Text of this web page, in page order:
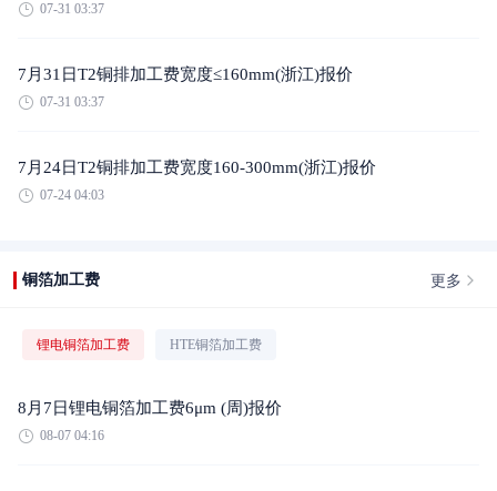
07-31 03:37
7月31日T2铜排加工费宽度≤160mm(浙江)报价
07-31 03:37
7月24日T2铜排加工费宽度160-300mm(浙江)报价
07-24 04:03
铜箔加工费 更多
锂电铜箔加工费 HTE铜箔加工费
8月7日锂电铜箔加工费6μm (周)报价
08-07 04:16